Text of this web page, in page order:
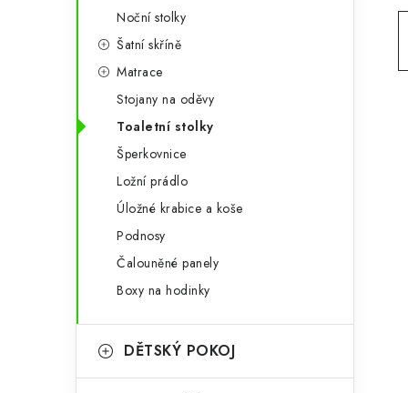
n
Noční stolky
Šatní skříně
Matrace
Stojany na oděvy
Toaletní stolky
Šperkovnice
Ložní prádlo
Úložné krabice a koše
Podnosy
Čalouněné panely
Boxy na hodinky
DĚTSKÝ POKOJ